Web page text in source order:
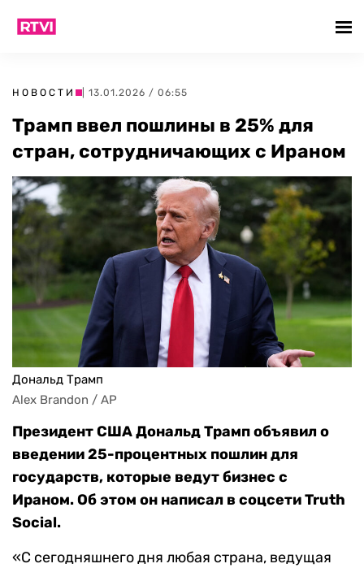
НОВОСТИ | 13.01.2026 / 06:55
Трамп ввел пошлины в 25% для
стран, сотрудничающих с Ираном
Дональд Трамп
Alex Brandon / AP
Президент США Дональд Трамп объявил о
введении 25-процентных пошлин для
государств, которые ведут бизнес с
Ираном. Об этом он написал в соцсети Truth
Social.
«С сегодняшнего дня любая страна, ведущая